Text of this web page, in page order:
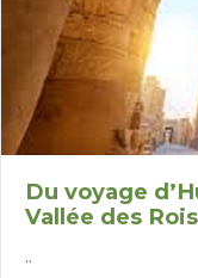
Du voyage
Vallée des Rois
..